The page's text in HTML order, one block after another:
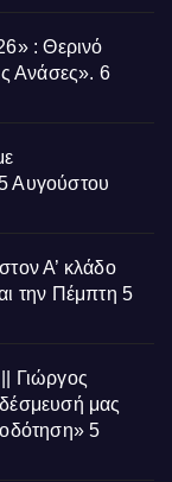
: Θερινό
Ανάσες». 6
Αυγούστου
Α’ κλάδο
την Πέμπτη 5
Γιώργος
μας
5